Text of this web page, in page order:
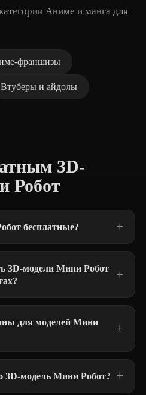
Аниме и манга для
франшизы
Втуберы и айдолы
3D-
Робот
бесплатные?
3D-модели Мини Робот
для моделей Мини
3D-модель Мини Робот?